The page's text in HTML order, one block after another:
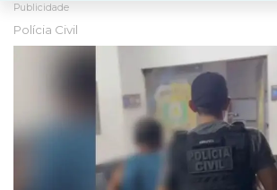
Publicidade
Polícia Civil